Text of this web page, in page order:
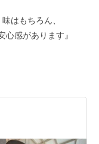
はもちろん、
心感があります』